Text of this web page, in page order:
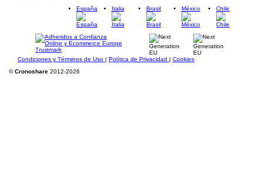
España
Italia Brasil México Chile
Condiciones y Términos de Uso | Política de Privacidad | Cookies
©Cronoshare 2012-2026